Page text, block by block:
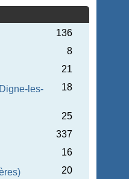
136
8
21
les-
18
25
337
16
20